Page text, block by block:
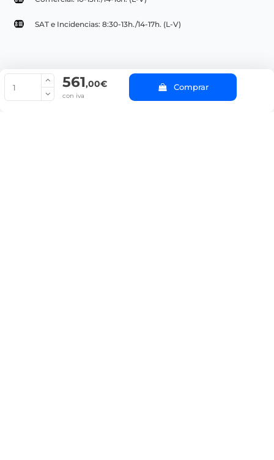
561,00€
con iva
Comprar
SAT e Incidencias: 8:30-13h./14-17h. (L-V)
© Copyright 2022 PepeBar.com |
Aviso legal y
Condiciones generales de compra |